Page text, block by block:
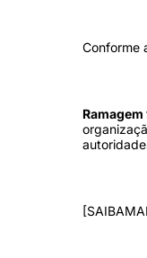
Conforme
Ramagem